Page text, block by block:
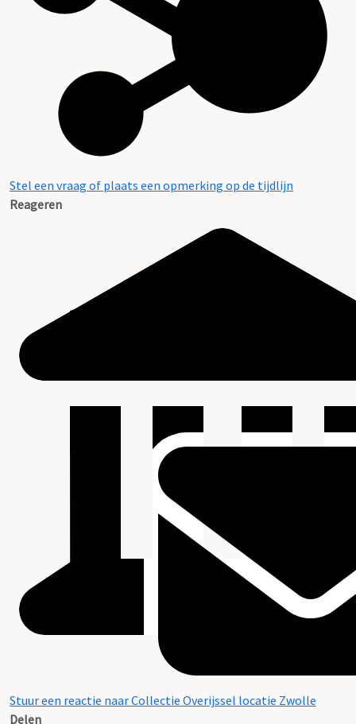
Stel een vraag of plaats een opmerking op de tijdlijn
Reageren
Stuur een reactie naar Collectie Overijssel locatie Zwolle
Delen